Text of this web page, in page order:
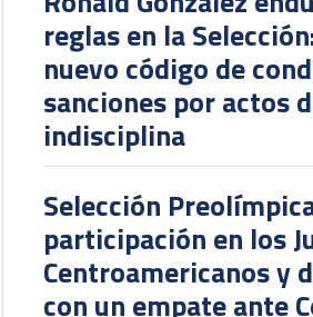
reglas en la
nuevo código de
sanciones por actos
indisciplina
Selección
participación en los
Centroamericanos y
con un empate ante